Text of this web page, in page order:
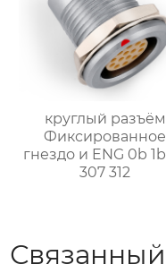
круглый разъём
Фиксированное
гнездо и ENG 0b 1b 2b
307 312
Связанный